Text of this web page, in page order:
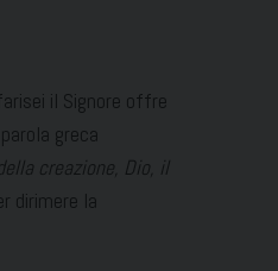
il Signore offre
greca
creazione, Dio, il
dirimere la